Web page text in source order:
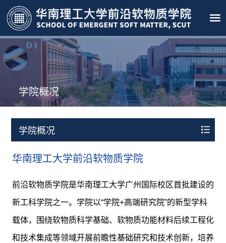
学院概况
学院概况
华南理工大学前沿软物质学院
前沿软物质学院是华南理工大学广州国际校区首批建设的
新工科学院之一。学院以“学院+高端研究院”的新型学科
载体，围绕软物质科学基础、软物质功能材料后续工程化
和技术集成等领域开展前瞻性基础研究和技术创新，培养